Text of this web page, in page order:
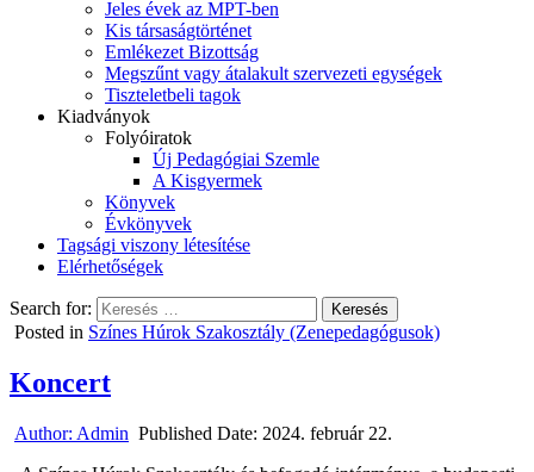
Jeles évek az MPT-ben
Kis társaságtörténet
Emlékezet Bizottság
Megszűnt vagy átalakult szervezeti egységek
Tiszteletbeli tagok
Kiadványok
Folyóiratok
Új Pedagógiai Szemle
A Kisgyermek
Könyvek
Évkönyvek
Tagsági viszony létesítése
Elérhetőségek
Search for:
Posted in Színes Húrok Szakosztály (Zenepedagógusok)
Koncert
Author: Admin Published Date: 2024. február 22.